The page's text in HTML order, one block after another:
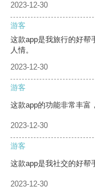
2023-12-30
游客
这款app是我旅行的好帮
人情。
2023-12-30
游客
这款app的功能非常丰富
2023-12-30
游客
这款app是我社交的好帮
2023-12-30